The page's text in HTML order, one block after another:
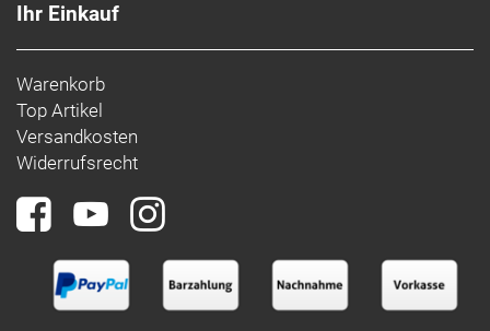
Ihr Einkauf
Warenkorb
Top Artikel
Versandkosten
Widerrufsrecht